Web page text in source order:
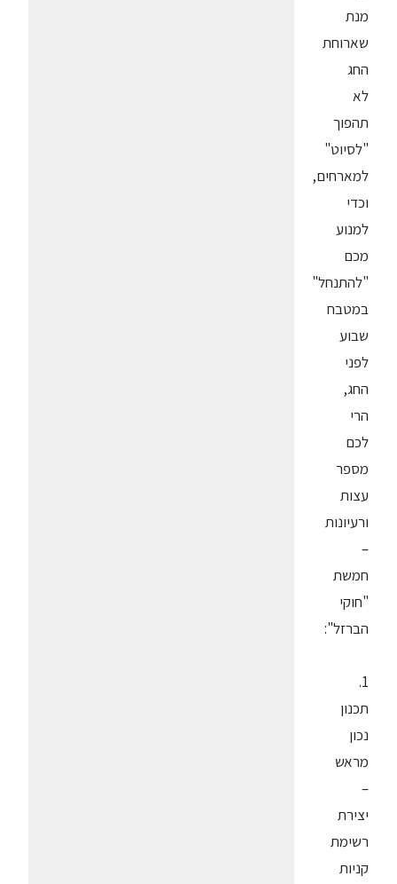
מנת
שארוחת
החג
לא
תהפוך
"לסיוט"
למארחים,
וכדי
למנוע
מכם
"להתנחל"
במטבח
שבוע
לפני
החג,
הרי
לכם
מספר
עצות
ורעיונות
–
חמשת
"חוקי
הברזל":
1.
תכנון
נכון
מראש
–
יצירת
רשימת
קניות